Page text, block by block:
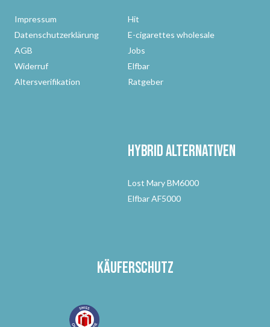
Impressum
Datenschutzerklärung
AGB
Widerruf
Altersverifikation
Hit
E-cigarettes wholesale
Jobs
Elfbar
Ratgeber
Hybrid Alternativen
Lost Mary BM6000
Elfbar AF5000
Käuferschutz